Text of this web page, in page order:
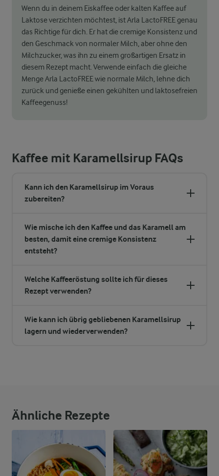
Wenn du in deinem Eiskaffee oder kalten Kaffee auf
Laktose verzichten möchtest, ist Arla LactoFREE genau
das Richtige für dich. Er hat die cremige Konsistenz und
den Geschmack von normaler Milch, aber ohne den
Milchzucker, was ihn zu einem großartigen Ersatz in
diesem Rezept macht. Verwende einfach die gleiche
Menge Arla LactoFREE wie normale Milch, lehne dich
zurück und genieße einen gekühlten und laktosefreien
Kaffeegenuss!
Kaffee mit Karamellsirup FAQs
Kann ich den Karamellsirup im Voraus
zubereiten?
Wie mische ich den Kaffee und das Karamell am
besten, damit eine cremige Konsistenz
entsteht?
Welche Kaffeeröstung sollte ich für dieses
Rezept verwenden?
Wie kann ich übrig gebliebenen Karamellsirup
lagern und wiederverwenden?
Ähnliche Rezepte